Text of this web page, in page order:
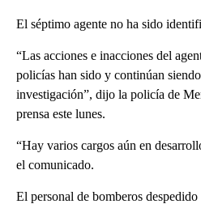
El séptimo agente no ha sido
“Las acciones e inacciones del
policías han sido y continúan
investigación”, dijo la policía de
prensa este lunes.
“Hay varios cargos aún en
el comunicado.
El personal de bomberos despedido